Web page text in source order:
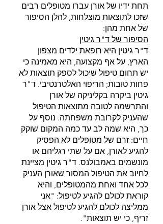
תחת ידיו של אורן עברו מטופלים רבים
שזכו לתוצאות מוצלחות, להלן הסיפור
של אחת מהן:
הסיפור של ד"ר גיטין
ד"ר גיטין היא רופאת ילדים מצפון
הארץ, על אף מקצועה, היא מאמינה כי
יש תחום טיפול שיכול לספק תוצאות לא
פחות טובות; הריפוי האלטרנטיבי. ד"ר
גיטין ביקרה בקליניקה של אורן
והתרשמה לטובה מתוצאות הטיפול
שהעניק לקרובת משפחתה. נוסף על
כך, היא שמה לב עד כמה המקום שוקק
חיים: זרם של מטופלים לא הפסיק
להגיע לאורן, אם על שתי רגליהם או
מונשמים באמבולנס. ד"ר גיטין מציינת
לחיוב את הטיפול המסור שאורן העניק
לכל אחד ואחת מהמטופלים, והיא
קוראת לכולם להגיע לטיפול: "אני
ממליצה לכולם להגיע לטיפול אצל אורן
זריף, כי יש תוצאות".